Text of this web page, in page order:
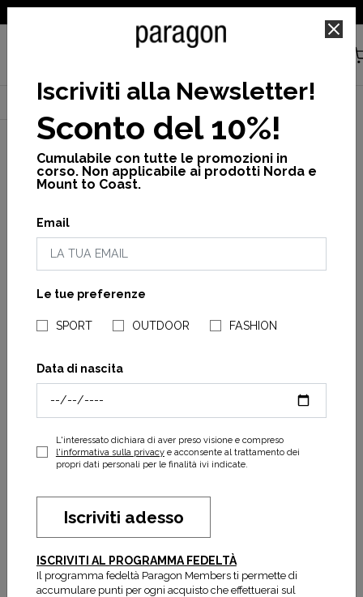
NEGOZI PARAGONSHOP
Home Brand Cotopaxi Cross Saldi
Accessori
Abbigliamento
Genere
Woman
APPLICA
FILTRI
Todo 8L Sling - Cada Dia
55,30 € 79,00 €
Do Good Pullover
da 99,00 €
COTOPAXI
Do Good Pullover
COTOPAXI
Up and Up Pullover
Iscriviti alla Newsletter!
Sconto del 10%!
Cumulabile con tutte le promozioni in
corso. Non applicabile ai prodotti Norda e
Mount to Coast.
Email
Le tue preferenze
SPORT OUTDOOR FASHION
Data di nascita
L'interessato dichiara di aver preso visione e compreso
l'informativa sulla privacye acconsente al trattamento dei
propri dati personali per le finalità ivi indicate.
Iscriviti adesso
ISCRIVITI AL PROGRAMMA FEDELTÀ
Il programma fedeltà Paragon Members ti permette di
accumulare punti per ogni acquisto che effettuerai sul